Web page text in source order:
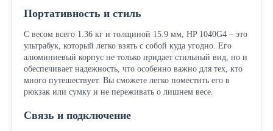
Портативность и стиль
С весом всего 1.36 кг и толщиной 15.9 мм, HP 1040G4 – это
ультрабук, который легко взять с собой куда угодно. Его
алюминиевый корпус не только придает стильный вид, но и
обеспечивает надежность, что особенно важно для тех, кто
много путешествует. Вы сможете легко поместить его в
рюкзак или сумку и не переживать о лишнем весе.
Связь и подключение